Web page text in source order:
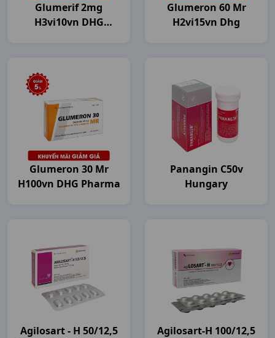
Glumerif 2mg
H3vi10vn DHG
Glumeron 60 Mr
H2vi15vn Dhg
Glumeron 30 Mr
H100vn DHG Pharma
Panangin C50v
Hungary
Agilosart - H 50/12,5
Agilosart-H 100/12,5